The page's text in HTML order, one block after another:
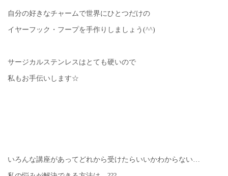
自分の好きなチャームで世界にひとつだけの
イヤーフック・フープを手作りしましょう(^^)
サージカルステンレスはとても硬いので
私もお手伝いします☆
いろんな講座があってどれから受けたらいいかわからない…